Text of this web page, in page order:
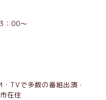
：00～
TVで多数の番組出演 ·
市在住